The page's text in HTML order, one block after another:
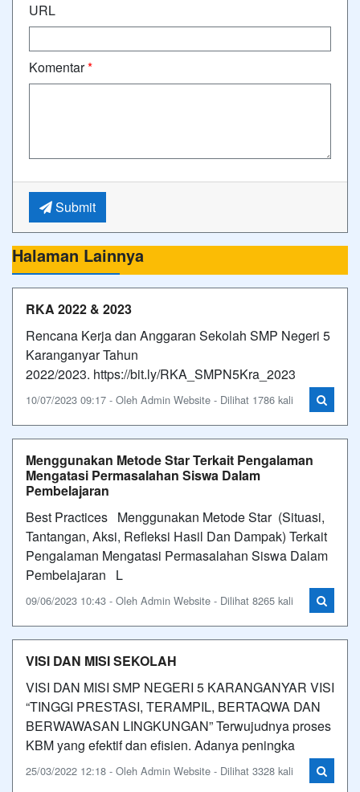
URL
Komentar*
Submit
Halaman Lainnya
RKA 2022 & 2023
Rencana Kerja dan Anggaran Sekolah SMP Negeri 5
Karanganyar Tahun
2022/2023. https://bit.ly/RKA_SMPN5Kra_2023
10/07/2023 09:17 - Oleh Admin Website - Dilihat 1786 kali
Menggunakan Metode Star Terkait Pengalaman
Mengatasi Permasalahan Siswa Dalam
Pembelajaran
Best Practices Menggunakan Metode Star (Situasi,
Tantangan, Aksi, Refleksi Hasil Dan Dampak) Terkait
Pengalaman Mengatasi Permasalahan Siswa Dalam
Pembelajaran L
09/06/2023 10:43 - Oleh Admin Website - Dilihat 8265 kali
VISI DAN MISI SEKOLAH
VISI DAN MISI SMP NEGERI 5 KARANGANYAR VISI
“TINGGI PRESTASI, TERAMPIL, BERTAQWA DAN
BERWAWASAN LINGKUNGAN” Terwujudnya proses
KBM yang efektif dan efisien. Adanya peningka
25/03/2022 12:18 - Oleh Admin Website - Dilihat 3328 kali